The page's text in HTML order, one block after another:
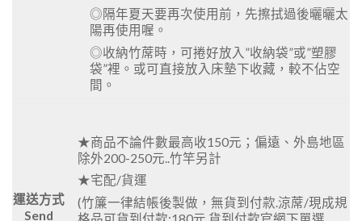
◎隔年夏天要再次使用前，先擦拭過後曬曬太
陽再使用喔。
◎收納竹蓆時，可捲好放入”收納袋”或”塑膠
袋”裡。或可直接放入床墊下收藏，較不佔空
間。
運送方式
Send
★商品不論件數最高收150元；偏遠、外島地區
除外200-250元..竹竿另計
★宅配/貨運
(竹簾一律結帳後製做，無貨到付款.涼蓆/現成規